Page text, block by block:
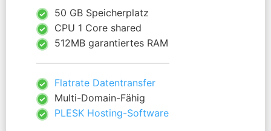
50 GB Speicherplatz
CPU 1 Core shared
512MB garantiertes RAM
Flatrate Datentransfer
Multi-Domain-Fähig
PLESK Hosting-Software